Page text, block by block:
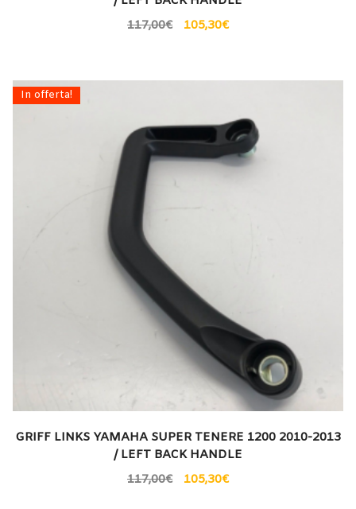
117,00€ 105,30€
In offerta!
GRIFF LINKS YAMAHA SUPER TENERE 1200 2010-2013
/ LEFT BACK HANDLE
117,00€ 105,30€